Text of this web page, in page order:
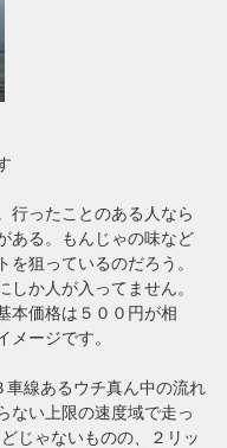
行ったことのある人なら
ある。もんじゃの味など
狙っているのだろう。
か人が入ってません。
本価格は５００円が相
メージです。
線あるウチ真ん中の流れ
ない上限の速度域で走っ
じゃないものの、２リッ